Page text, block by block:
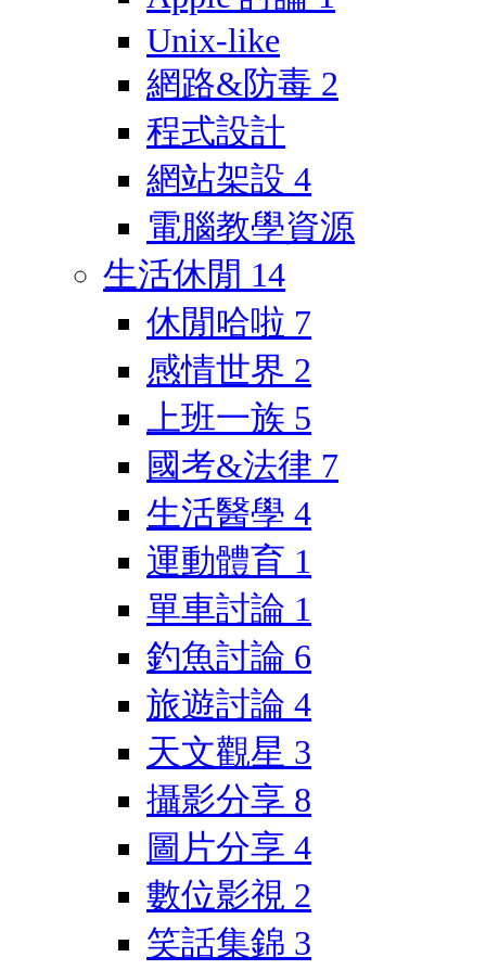
Unix-like
網路&防毒 2
程式設計
網站架設 4
電腦教學資源
生活休閒 14
休閒哈啦 7
感情世界 2
上班一族 5
國考&法律 7
生活醫學 4
運動體育 1
單車討論 1
釣魚討論 6
旅遊討論 4
天文觀星 3
攝影分享 8
圖片分享 4
數位影視 2
笑話集錦 3